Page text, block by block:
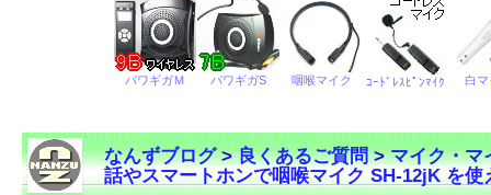
なんずブログ>良くあるご質問>マイク・マ
話やスマートホンで咽喉マイク SH-12jK を使